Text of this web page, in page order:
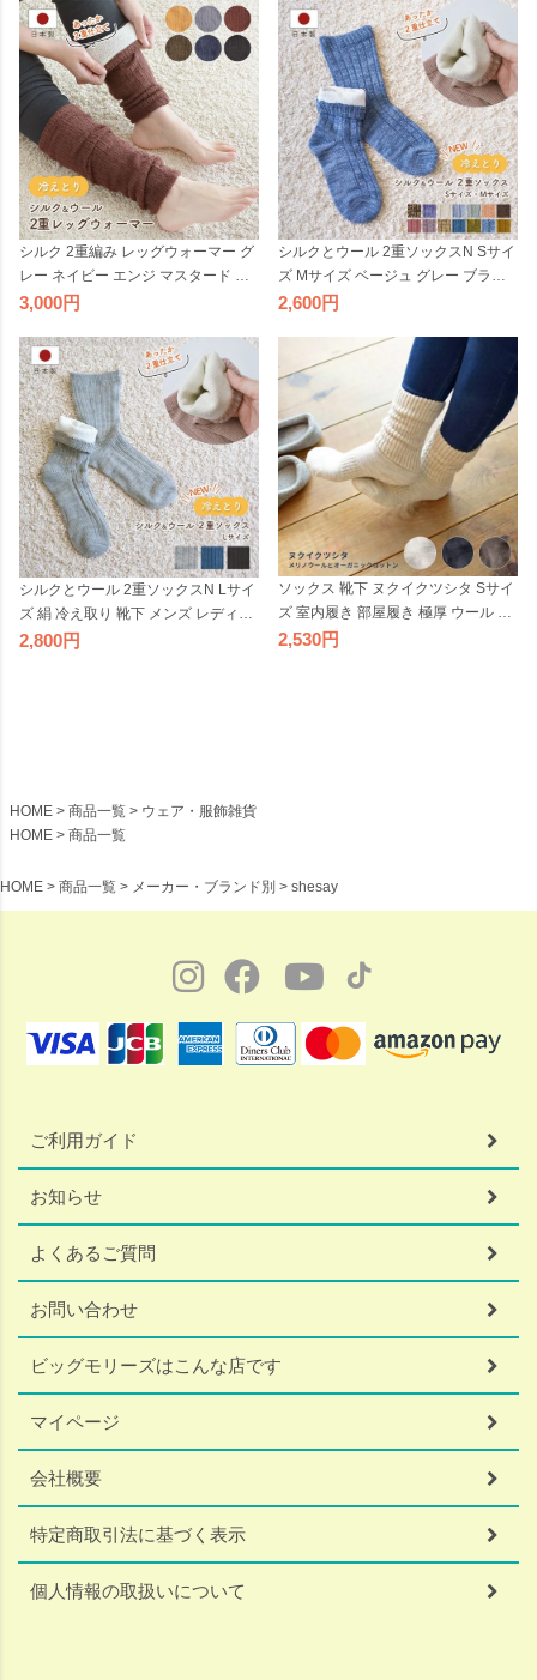
ストフォーク 日本製
い 冬 RESTFOLK レストフォーク 日
本製 【39】
シルク 2重編み レッグウォーマー グ
レー ネイビー エンジ マスタード ブ
ラック ブラウン 絹 ウール 冷えとり
あったか 冬 国産 日本製
3,000
シルクとウール 2重ソックスN Sサイ
ズ Mサイズ ベージュ グレー ブラウ
ン ピンク ブルー 室内履き 絹 冷え取
2,600
シルクとウール 2重ソックスN Lサイ
ズ 絹 冷え取り 靴下 メンズ レディー
ス 日本製
2,800
ソックス 靴下 ヌクイクツシタ Sサイ
ズ 室内履き 部屋履き 極厚 ウール コ
ットン オーガニック くつ下 くつし
2,530
HOME 商品一覧
ウェア・服飾雑貨
HOME
商品一覧
HOME 商品一覧 メーカー・ブランド別 shesay
ご利用ガイド
お知らせ
よくあるご質問
お問い合わせ
ビッグモリーズはこんな店です
マイページ
会社概要
特定商取引法に基づく表示
個人情報の取扱いについて